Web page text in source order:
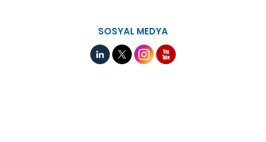
SOSYAL MEDYA